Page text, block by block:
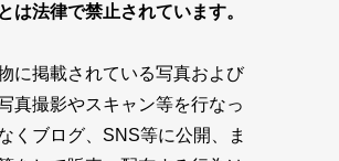
は法律で禁止されています。
に掲載されている写真および
真撮影やスキャン等を行なっ
くブログ、SNS等に公開、ま